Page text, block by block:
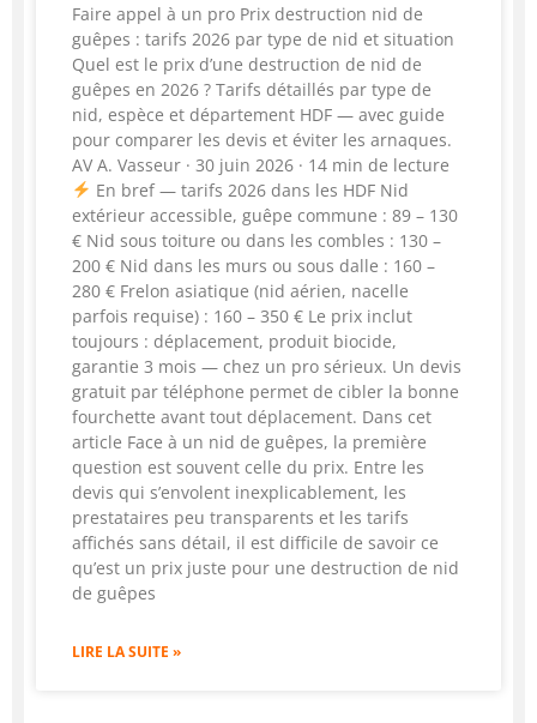
Faire appel à un pro Prix destruction nid de
guêpes : tarifs 2026 par type de nid et situation
Quel est le prix d’une destruction de nid de
guêpes en 2026 ? Tarifs détaillés par type de
nid, espèce et département HDF — avec guide
pour comparer les devis et éviter les arnaques.
AV A. Vasseur · 30 juin 2026 · 14 min de lecture
En bref — tarifs 2026 dans les HDF Nid
extérieur accessible, guêpe commune : 89 – 130
€ Nid sous toiture ou dans les combles : 130 –
200 € Nid dans les murs ou sous dalle : 160 –
280 € Frelon asiatique (nid aérien, nacelle
parfois requise) : 160 – 350 € Le prix inclut
toujours : déplacement, produit biocide,
garantie 3 mois — chez un pro sérieux. Un devis
gratuit par téléphone permet de cibler la bonne
fourchette avant tout déplacement. Dans cet
article Face à un nid de guêpes, la première
question est souvent celle du prix. Entre les
devis qui s’envolent inexplicablement, les
prestataires peu transparents et les tarifs
affichés sans détail, il est difficile de savoir ce
qu’est un prix juste pour une destruction de nid
de guêpes
LIRE LA SUITE »